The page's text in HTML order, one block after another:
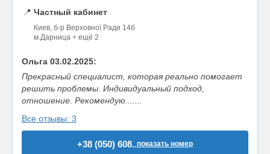
📍 Частный кабинет
Киев, б-р Верховної Ради 14б
м.Дарница + ещё 2
Ольга 03.02.2025:
Прекрасный специалист, которая реально помогает
решить проблемы. Индивидуальный подход,
отношение. Рекомендую.......
Все отзывы: 3
+38 (050) 608..показать номер